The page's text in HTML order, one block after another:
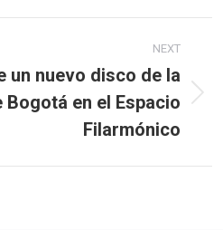
NEXT
un nuevo disco de la
Bogotá en el Espacio
Filarmónico